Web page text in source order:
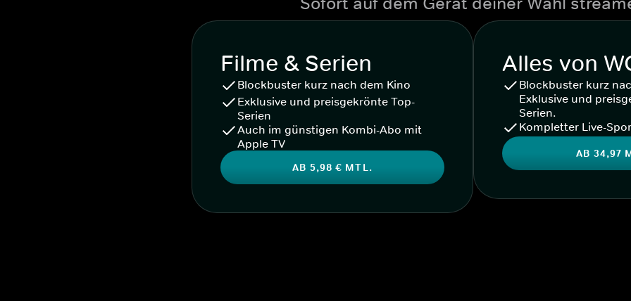
Filme & Serien
Blockbuster kurz nach dem Kino
Exklusive und preisgekrönte Top-
Serien
Auch im günstigen Kombi-Abo mit
Apple TV
AB 5,98 € MTL.
Alles von
Blockbuster kurz
Exklusive und
Serien.
Kompletter Live-
AB 34,97